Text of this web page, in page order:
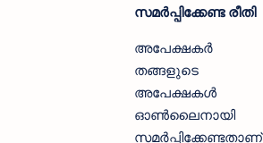
സമർപ്പിക്കേണ്ട രീതി
അപേക്ഷകർ
തങ്ങളുടെ
അപേക്ഷകൾ
ഓൺലൈനായി
സമർപ്പിക്കേണ്ടതാണ്